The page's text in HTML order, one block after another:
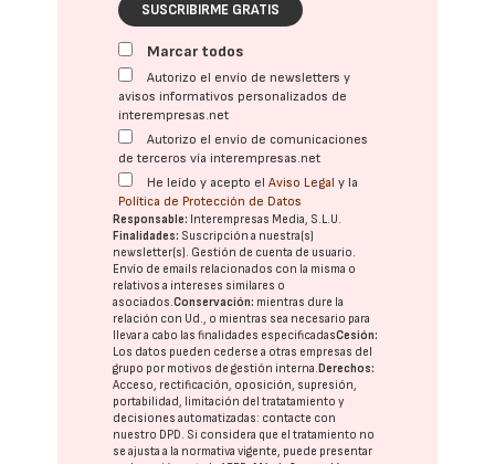
SUSCRIBIRME GRATIS
Marcar todos
Autorizo el envío de newsletters y
avisos informativos personalizados de
interempresas.net
Autorizo el envío de comunicaciones
de terceros vía interempresas.net
He leído y acepto elAviso Legal y la
Política de Protección de Datos
Responsable: Interempresas Media, S.L.U.
Finalidades: Suscripción a nuestra(s)
newsletter(s). Gestión de cuenta de usuario.
Envío de emails relacionados con la misma o
relativos a intereses similares o
asociados.Conservación: mientras dure la
relación con Ud., o mientras sea necesario para
llevar a cabo las finalidades especificadasCesión:
Los datos pueden cederse a otras empresas del
grupo por motivos de gestión interna. Derechos:
Acceso, rectificación, oposición, supresión,
portabilidad, limitación del tratatamiento y
decisiones automatizadas: contacte con
nuestro DPD. Si considera que el tratamiento no
se ajusta a la normativa vigente, puede presentar